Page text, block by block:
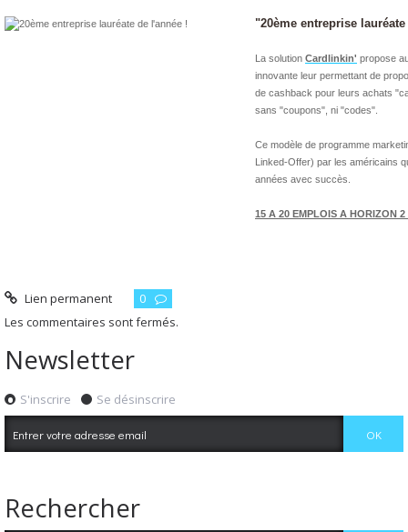
"20ème entreprise
La solution Cardlinkin' propose
innovante leur permettant de
de cashback pour leurs achats
sans "coupons", ni "codes".
Ce modèle de programme
Linked-Offer) par les américains
années avec succès.
15 A 20 EMPLOIS A HORIZON 2
Lien permanent
0
Les commentaires sont fermés.
Newsletter
S'inscrire Se désinscrire
Rechercher